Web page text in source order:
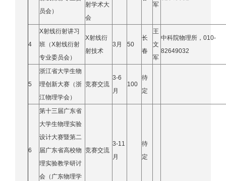
员会）
射学术大
会
军
4
X射线衍射讲习
班（X射线衍射
专业委员会）
X射线衍
射技术
3月 50
长
春
王
文
军
中科院物理所，010-
82649032
5
浙江省大学生物
理创新大赛（浙
江物理学会）
竞赛交流
3-6
月
100
待
定
6
第十三届广东省
大学生物理实验
设计大赛暨第二
届广东省高校物
理实验教学研讨
会（广东物理学
竞赛交流
3-11
月
待
定